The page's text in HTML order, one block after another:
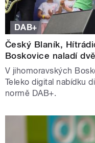
DAB+
Český Blaník,
Boskovice naladí
V jihomoravských
Teleko digital nabídku
normě DAB+.